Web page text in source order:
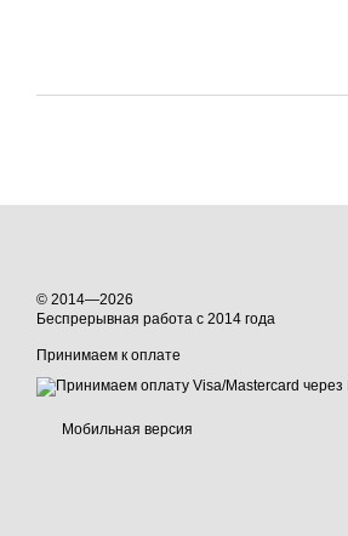
© 2014—2026
Беспрерывная работа с 2014 года
Принимаем к оплате
Мобильная версия